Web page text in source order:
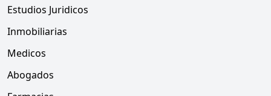
Estudios Juridicos
Inmobiliarias
Medicos
Abogados